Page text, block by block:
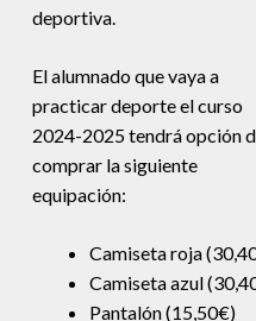
deportiva.
El alumnado que vaya a
practicar deporte el curso
2024-2025 tendrá opción
comprar la siguiente
equipación:
Camiseta roja
Camiseta azul
Pantalón (15,50€)